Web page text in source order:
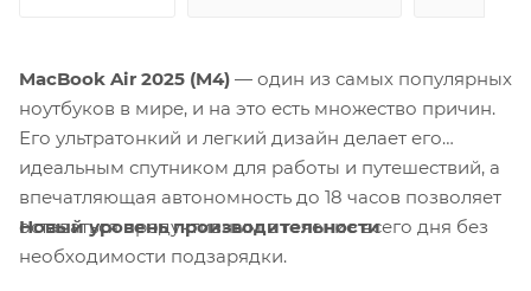
MacBook Air 2025 (M4) — один из самых популярных
ноутбуков в мире, и на это есть множество причин.
Его ультратонкий и легкий дизайн делает его
идеальным спутником для работы и путешествий, а
впечатляющая автономность до 18 часов позволяет
оставаться продуктивным в течение всего дня без
необходимости подзарядки.
Новый уровень производительности